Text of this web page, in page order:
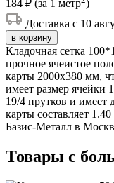
184 ₽ (за 1 метр )
Доставка с 10
в корзину
Кладочная сетка
прочное ячеистое
карты 2000х380 мм,
имеет размер ячейки
19/4 прутков и имеет
карты составляет
Базис-Металл в
Товары с